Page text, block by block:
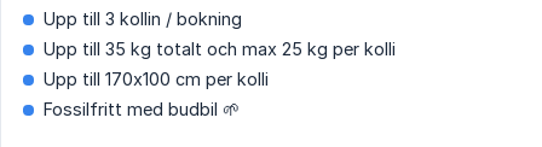
Upp till 3 kollin / bokning
Upp till 35 kg totalt och max 25 kg per kolli
Upp till 170x100 cm per kolli
Fossilfritt med budbil 🌱